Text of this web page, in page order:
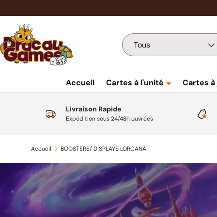
Aller au contenu
Recherche
Type de produit
Tous
Accueil Cartes à l'unité Cartes
Livraison Rapide
Expédition sous 24/48h ouvrées
Accueil BOOSTERS/ DISPLAYS LORCANA